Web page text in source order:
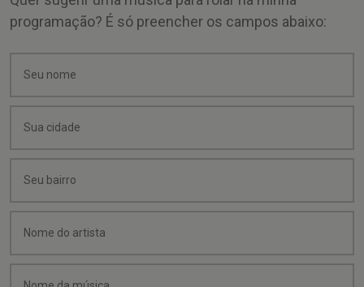
programação? É só preencher os campos abaixo: